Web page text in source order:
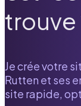
trouve
Je crée votre
Rutten et ses
site rapide,